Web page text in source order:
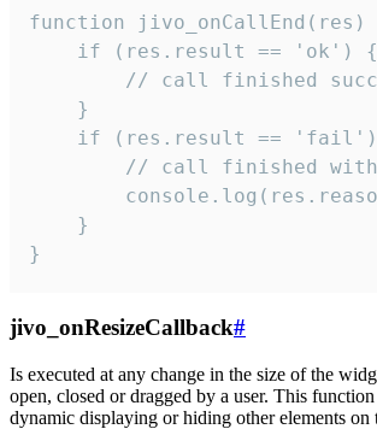
function jivo_onCallEnd(res)
    if (res.result == 'ok') {
// call finished
    }
if (res.result ==
// call finished
    }
}
jivo_onResizeCallback#
Is executed at any change in the size of the
open, closed or dragged by a user. This
dynamic displaying or hiding other elements on